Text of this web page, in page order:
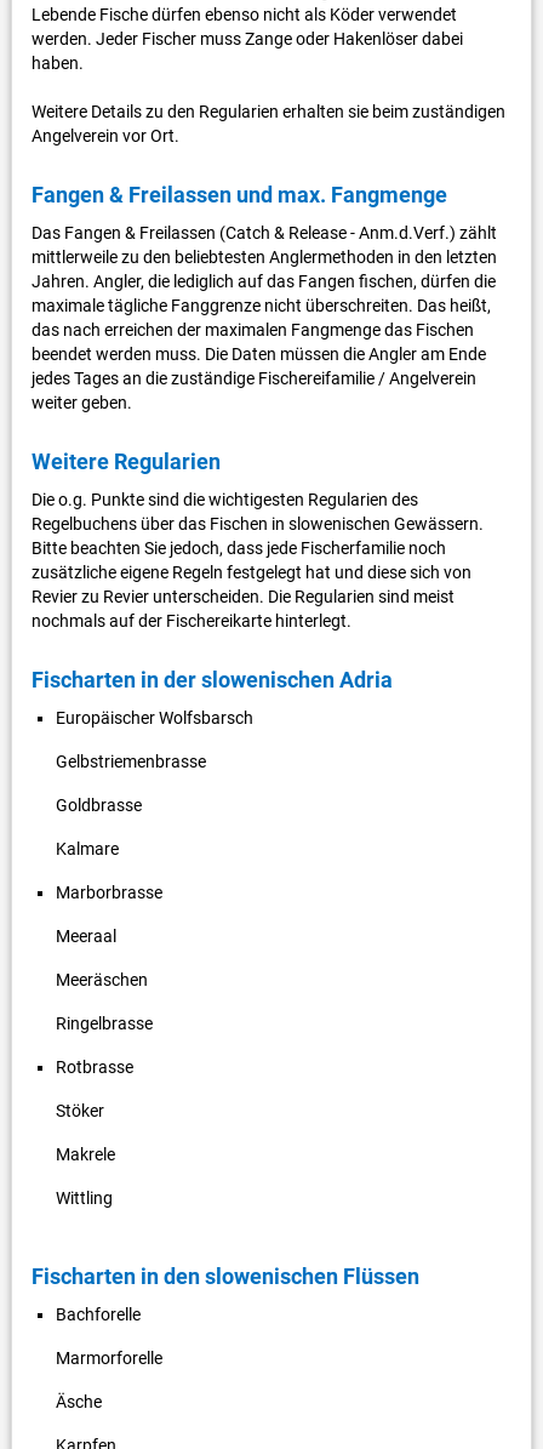
Lebende Fische dürfen ebenso nicht als Köder verwendet
werden. Jeder Fischer muss Zange oder Hakenlöser dabei
haben.
Weitere Details zu den Regularien erhalten sie beim zuständigen
Angelverein vor Ort.
Fangen & Freilassen und max. Fangmenge
Das Fangen & Freilassen (Catch & Release - Anm.d.Verf.) zählt
mittlerweile zu den beliebtesten Anglermethoden in den letzten
Jahren. Angler, die lediglich auf das Fangen fischen, dürfen die
maximale tägliche Fanggrenze nicht überschreiten. Das heißt,
das nach erreichen der maximalen Fangmenge das Fischen
beendet werden muss. Die Daten müssen die Angler am Ende
jedes Tages an die zuständige Fischereifamilie / Angelverein
weiter geben.
Weitere Regularien
Die o.g. Punkte sind die wichtigesten Regularien des
Regelbuchens über das Fischen in slowenischen Gewässern.
Bitte beachten Sie jedoch, dass jede Fischerfamilie noch
zusätzliche eigene Regeln festgelegt hat und diese sich von
Revier zu Revier unterscheiden. Die Regularien sind meist
nochmals auf der Fischereikarte hinterlegt.
Fischarten in der slowenischen Adria
Europäischer Wolfsbarsch
Gelbstriemenbrasse
Goldbrasse
Kalmare
Marborbrasse
Meeraal
Meeräschen
Ringelbrasse
Rotbrasse
Stöker
Makrele
Wittling
Fischarten in den slowenischen Flüssen
Bachforelle
Marmorforelle
Äsche